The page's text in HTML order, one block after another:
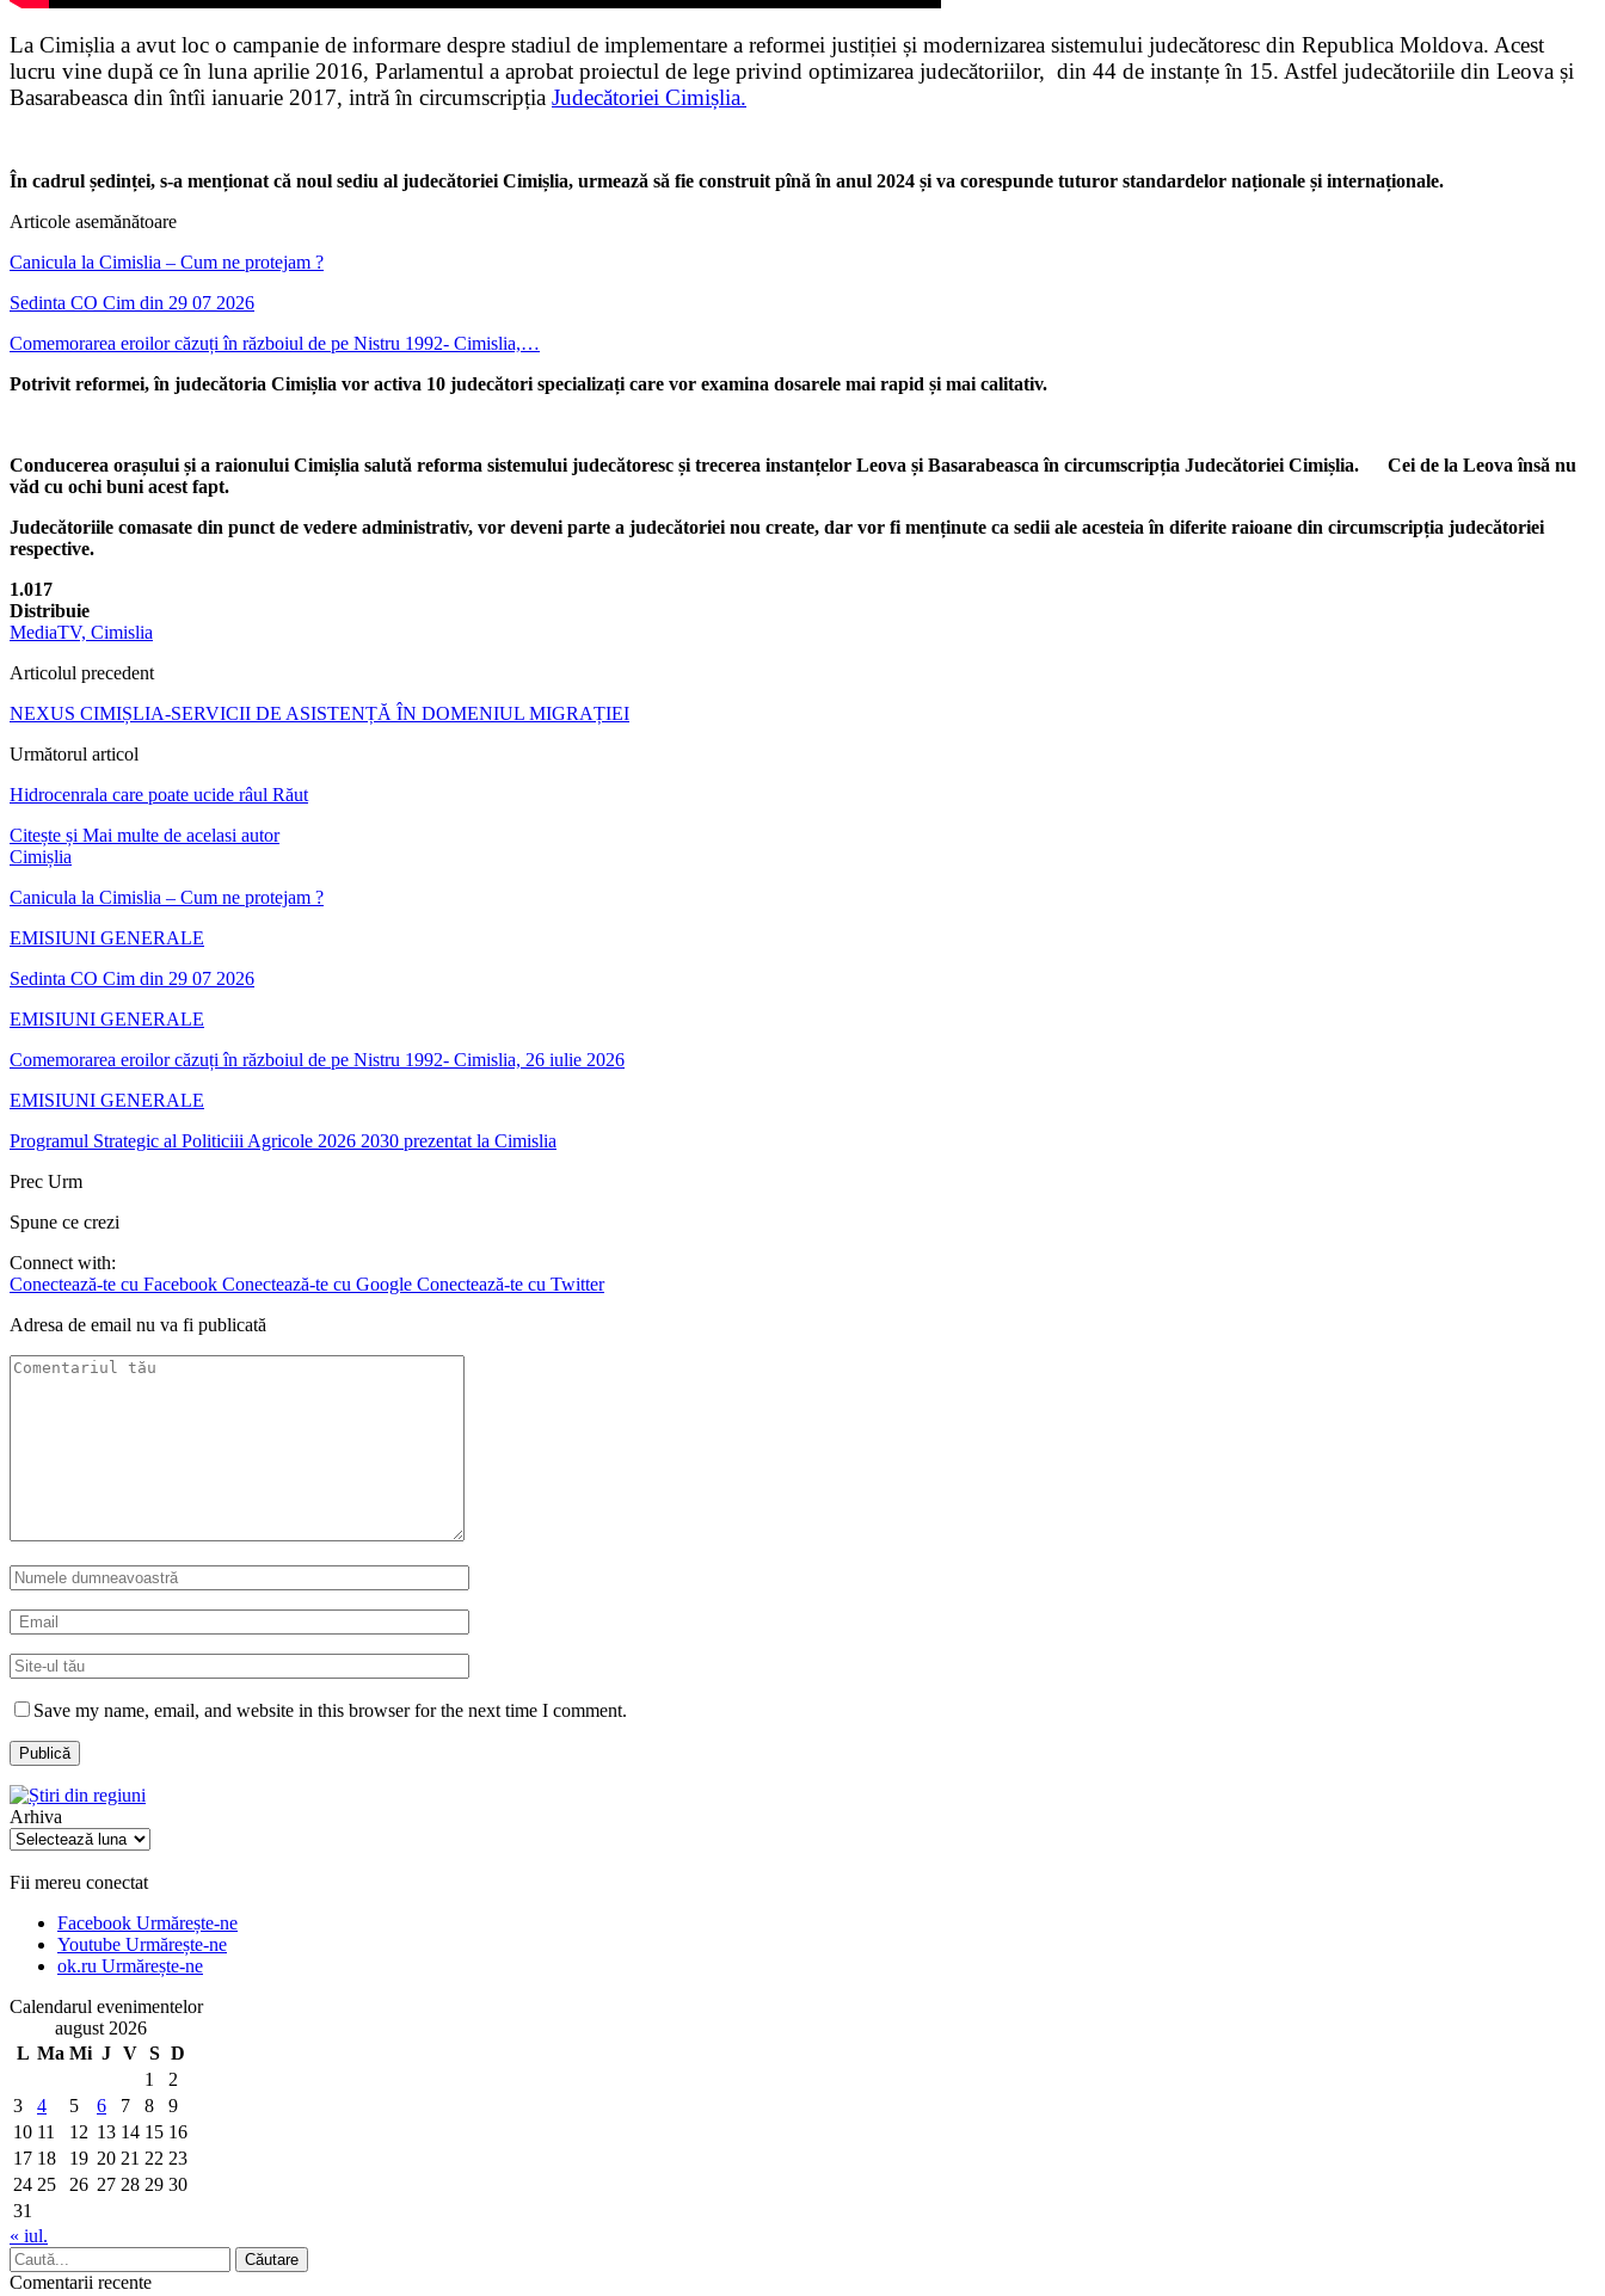
La Cimișlia a avut loc o campanie de informare despre stadiul de implementare a reformei justiției și modernizarea sistemului judecătoresc din Republica Moldova. Acest
lucru vine după ce în luna aprilie 2016, Parlamentul a aprobat proiectul de lege privind optimizarea judecătoriilor, din 44 de instanțe în 15. Astfel judecătoriile din Leova și
Basarabeasca din întîi ianuarie 2017, intră în circumscripția Judecătoriei Cimișlia.
În cadrul ședinței, s-a menționat că noul sediu al judecătoriei Cimișlia, urmează să fie construit pînă în anul 2024 și va corespunde tuturor standardelor naționale și internaționale.
Articole asemănătoare
Canicula la Cimislia – Cum ne protejam ?
Sedinta CO Cim din 29 07 2026
Comemorarea eroilor căzuți în războiul de pe Nistru 1992- Cimislia,…
Potrivit reformei, în judecătoria Cimișlia vor activa 10 judecători specializați care vor examina dosarele mai rapid și mai calitativ.
Conducerea orașului și a raionului Cimișlia salută reforma sistemului judecătoresc și trecerea instanțelor Leova și Basarabeasca în circumscripția Judecătoriei Cimișlia. Cei de la Leova însă nu
văd cu ochi buni acest fapt.
Judecătoriile comasate din punct de vedere administrativ, vor deveni parte a judecătoriei nou create, dar vor fi menținute ca sedii ale acesteia în diferite raioane din circumscripția judecătoriei
respective.
1.017
Distribuie
MediaTV, Cimislia
Articolul precedent
NEXUS CIMIȘLIA-SERVICII DE ASISTENȚĂ ÎN DOMENIUL MIGRAȚIEI
Următorul articol
Hidrocenrala care poate ucide râul Răut
Citește și Mai multe de acelasi autor
Cimișlia
Canicula la Cimislia – Cum ne protejam ?
EMISIUNI GENERALE
Sedinta CO Cim din 29 07 2026
EMISIUNI GENERALE
Comemorarea eroilor căzuți în războiul de pe Nistru 1992- Cimislia, 26 iulie 2026
EMISIUNI GENERALE
Programul Strategic al Politiciii Agricole 2026 2030 prezentat la Cimislia
Prec Urm
Spune ce crezi
Connect with:
Conectează-te cu Facebook Conectează-te cu Google Conectează-te cu Twitter
Adresa de email nu va fi publicată
Save my name, email, and website in this browser for the next time I comment.
Arhiva
Arhiva
Fii mereu conectat
Facebook Urmărește-ne
Youtube Urmărește-ne
ok.ru Urmărește-ne
Calendarul evenimentelor
august 2026
L Ma Mi J V S D
1
2
3
4 5 6 7 8
9
10 11 12 13 14 15 16
17 18 19 20 21 22 23
24 25 26 27 28 29 30
31
« iul.
Comentarii recente